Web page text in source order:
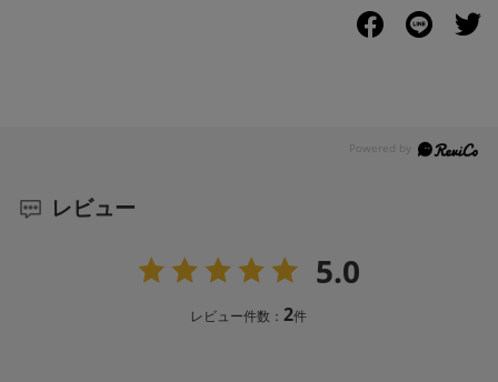
レビュー
5.0
レビュー件数：2件